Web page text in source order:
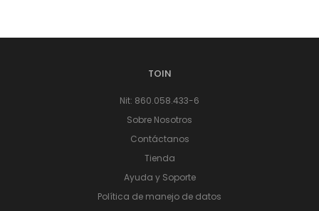
TOIN
Nit: 860.058.433-6
Sobre Nosotros
Contáctanos
Tienda
Ayuda y Soporte
Política de manejo de datos